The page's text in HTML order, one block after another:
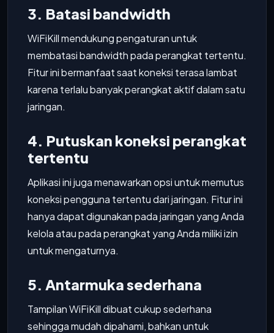
3. Batasi bandwidth
WiFiKill mendukung pengaturan untuk
membatasi bandwidth pada perangkat tertentu.
Fitur ini bermanfaat saat koneksi terasa lambat
karena terlalu banyak perangkat aktif dalam satu
jaringan.
4. Putuskan koneksi perangkat
tertentu
Aplikasi ini juga menawarkan opsi untuk memutus
koneksi pengguna tertentu dari jaringan. Fitur ini
hanya dapat digunakan pada jaringan yang Anda
kelola atau pada perangkat yang Anda miliki izin
untuk mengaturnya.
5. Antarmuka sederhana
Tampilan WiFiKill dibuat cukup sederhana
sehingga mudah dipahami, bahkan untuk